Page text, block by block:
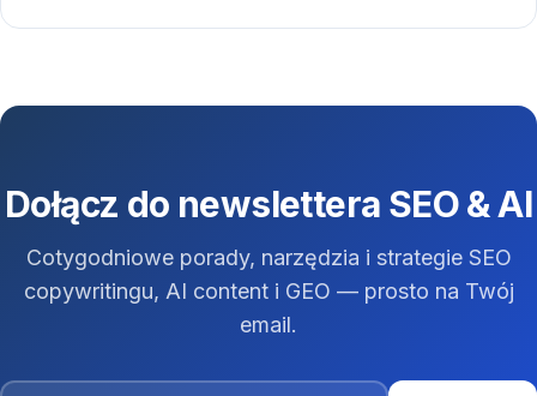
Dołącz do newslettera SEO & AI
Cotygodniowe porady, narzędzia i strategie SEO
copywritingu, AI content i GEO — prosto na Twój
email.